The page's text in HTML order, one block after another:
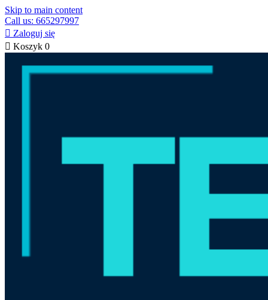
Skip to main content
Call us: 665297997
 Zaloguj się
 Koszyk 0